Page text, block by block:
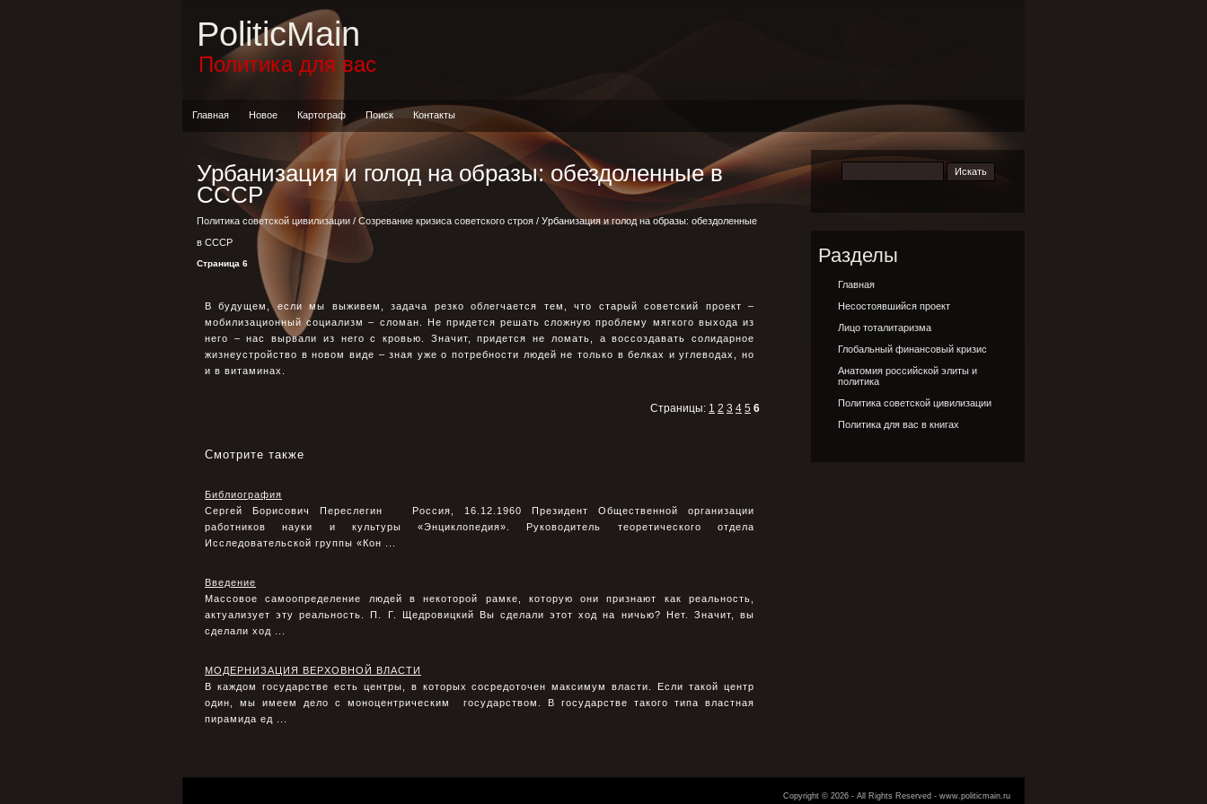
PoliticMain
Политика для вас
Главная Новое Картограф Поиск Контакты
Урбанизация и голод на образы: обездоленные в
СССР
Политика советской цивилизации / Созревание кризиса советского строя / Урбанизация и голод на образы: обездоленные
в СССР
Страница 6
В будущем, если мы выживем, задача резко облегчается тем, что старый советский проект –
мобилизационный социализм – сломан. Не придется решать сложную проблему мягкого выхода из
него – нас вырвали из него с кровью. Значит, придется не ломать, а воссоздавать солидарное
жизнеустройство в новом виде – зная уже о потребности людей не только в белках и углеводах, но
и в витаминах.
Страницы: 1 2 3 4 5 6
Смотрите также
Библиография
Сергей Борисович Переслегин Россия, 16.12.1960 Президент Общественной организации
работников науки и культуры «Энциклопедия». Руководитель теоретического отдела
Исследовательской группы «Кон ...
Введение
Массовое самоопределение людей в некоторой рамке, которую они признают как реальность,
актуализует эту реальность. П. Г. Щедровицкий Вы сделали этот ход на ничью? Нет. Значит, вы
сделали ход ...
МОДЕРНИЗАЦИЯ ВЕРХОВНОЙ ВЛАСТИ
В каждом государстве есть центры, в которых сосредоточен максимум власти. Если такой центр
один, мы имеем дело с моноцентрическим государством. В государстве такого типа властная
пирамида ед ...
Разделы
Главная
Несостоявшийся проект
Лицо тоталитаризма
Глобальный финансовый кризис
Анатомия российской элиты и
политика
Политика советской цивилизации
Политика для вас в книгах
Copyright © 2026 - All Rights Reserved - www.politicmain.ru